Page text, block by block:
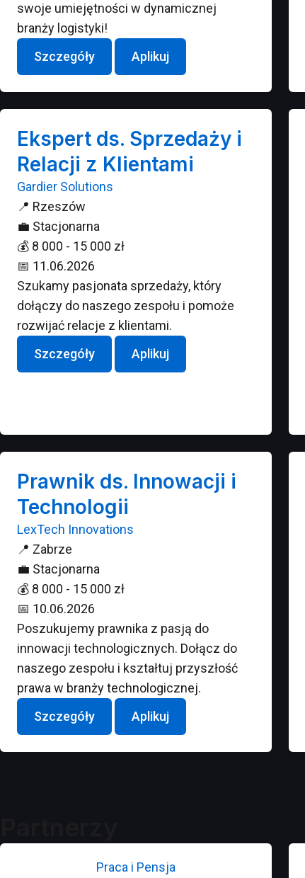
swoje umiejętności w dynamicznej
branży logistyki!
Szczegóły
Aplikuj
Ekspert ds. Sprzedaży i
Relacji z Klientami
Gardier Solutions
📍 Rzeszów
💼 Stacjonarna
💰 8 000 - 15 000 zł
📅 11.06.2026
Szukamy pasjonata sprzedaży, który
dołączy do naszego zespołu i pomoże
rozwijać relacje z klientami.
Szczegóły
Aplikuj
Prawnik ds. Innowacji i
Technologii
LexTech Innovations
📍 Zabrze
💼 Stacjonarna
💰 8 000 - 15 000 zł
📅 10.06.2026
Poszukujemy prawnika z pasją do
innowacji technologicznych. Dołącz do
naszego zespołu i kształtuj przyszłość
prawa w branży technologicznej.
Szczegóły
Aplikuj
Praca i Pensja